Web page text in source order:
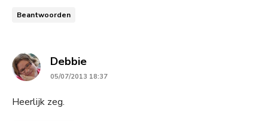
Beantwoorden
Debbiesays:
05/07/2013 18:37
Heerlijk zeg.